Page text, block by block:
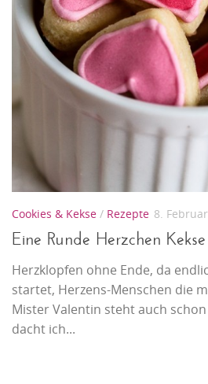
Cookies & Kekse / Rezepte 8.
Eine Runde Herzchen
Herzklopfen ohne Ende, da
startet, Herzens-Menschen die
Mister Valentin steht auch
dacht ich...